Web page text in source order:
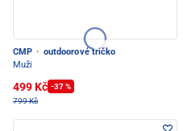
CMP · outdoorové tričko
Muži
499 Kč -37 %
799 Kč